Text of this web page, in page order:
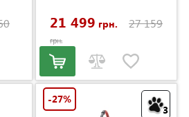
21 499 грн. 27 159
грн.
3
-27%